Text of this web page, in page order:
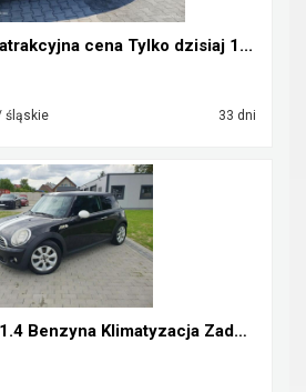
cena Tylko dzisiaj 1...
śląskie 33 dni
Mini ONE Cooper 1.4 Benzyna Klimatyzacja Zadbany R...